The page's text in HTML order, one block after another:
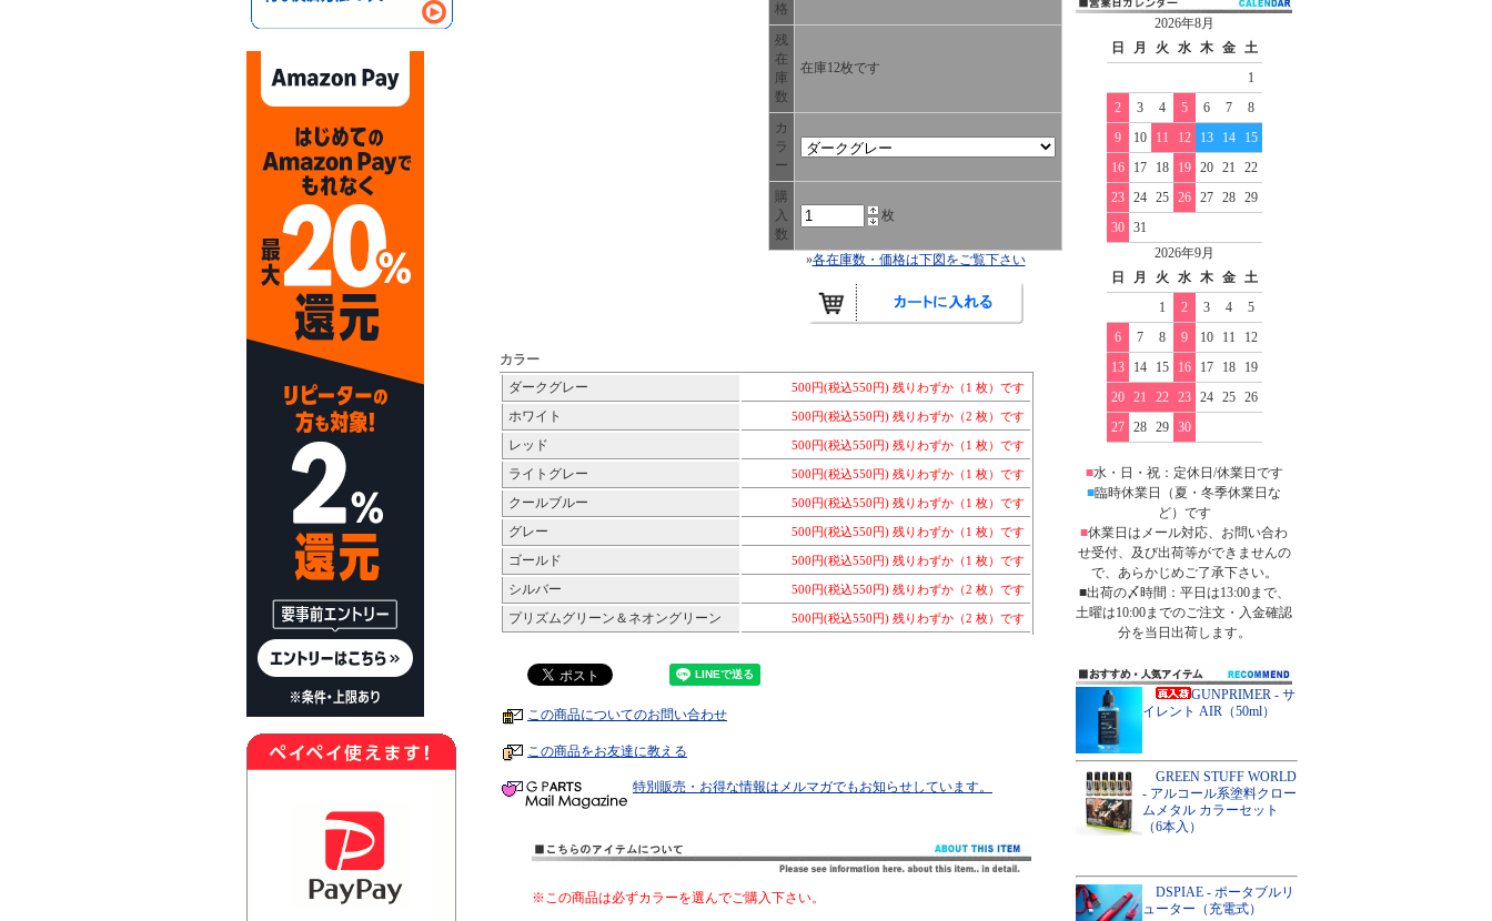
格
残
在
庫
数
在庫12枚です
カ
ラ
ー
購
入
数
枚
»各在庫数・価格は下図をご覧下さい
カラー
ダークグレー
500円(税込550円) 残りわずか（1 枚）です
ホワイト 500円(税込550円) 残りわずか（2 枚）です
レッド 500円(税込550円) 残りわずか（1 枚）です
ライトグレー 500円(税込550円) 残りわずか（1 枚）です
クールブルー 500円(税込550円) 残りわずか（1 枚）です
グレー 500円(税込550円) 残りわずか（1 枚）です
ゴールド 500円(税込550円) 残りわずか（1 枚）です
シルバー 500円(税込550円) 残りわずか（2 枚）です
プリズムグリーン＆ネオングリーン 500円(税込550円) 残りわずか（2 枚）です
この商品についてのお問い合わせ
この商品をお友達に教える
特別販売・お得な情報はメルマガでもお知らせしています。
※この商品は必ずカラーを選んでご購入下さい。
2026年8月
日
月 火 水 木 金
土
1
2
3 4 5 6 7
8
9
10 11 12 13 14
15
16
17 18 19 20 21
22
23
24 25 26 27 28
29
30
31
2026年9月
日
月 火 水 木 金
土
1
2 3 4
5
6
7 8 9 10 11
12
13
14 15 16 17 18
19
20
21 22 23 24 25
26
27
28 29 30
■水・日・祝：定休日/休業日です
■臨時休業日（夏・冬季休業日な
ど）です
■休業日はメール対応、お問い合わ
せ受付、及び出荷等ができませんの
で、あらかじめご了承下さい。
■出荷の〆時間：平日は13:00まで、
土曜は10:00までのご注文・入金確認
分を当日出荷します。
GUNPRIMER - サ
イレント AIR（50ml）
GREEN STUFF WORLD
- アルコール系塗料クロー
ムメタル カラーセット
（6本入）
DSPIAE - ポータブルリ
ューター（充電式）